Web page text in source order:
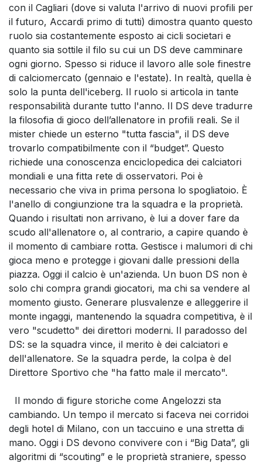
con il Cagliari (dove si valuta l'arrivo di nuovi profili per
il futuro, Accardi primo di tutti) dimostra quanto questo
ruolo sia costantemente esposto ai cicli societari e
quanto sia sottile il filo su cui un DS deve camminare
ogni giorno. Spesso si riduce il lavoro alle sole finestre
di calciomercato (gennaio e l'estate). In realtà, quella è
solo la punta dell'iceberg. Il ruolo si articola in tante
responsabilità durante tutto l'anno. Il DS deve tradurre
la filosofia di gioco dell’allenatore in profili reali. Se il
mister chiede un esterno "tutta fascia", il DS deve
trovarlo compatibilmente con il “budget”. Questo
richiede una conoscenza enciclopedica dei calciatori
mondiali e una fitta rete di osservatori. Poi è
necessario che viva in prima persona lo spogliatoio. È
l'anello di congiunzione tra la squadra e la proprietà.
Quando i risultati non arrivano, è lui a dover fare da
scudo all'allenatore o, al contrario, a capire quando è
il momento di cambiare rotta. Gestisce i malumori di chi
gioca meno e protegge i giovani dalle pressioni della
piazza. Oggi il calcio è un'azienda. Un buon DS non è
solo chi compra grandi giocatori, ma chi sa vendere al
momento giusto. Generare plusvalenze e alleggerire il
monte ingaggi, mantenendo la squadra competitiva, è il
vero "scudetto" dei direttori moderni. Il paradosso del
DS: se la squadra vince, il merito è dei calciatori e
dell'allenatore. Se la squadra perde, la colpa è del
Direttore Sportivo che "ha fatto male il mercato".
Il mondo di figure storiche come Angelozzi sta
cambiando. Un tempo il mercato si faceva nei corridoi
degli hotel di Milano, con un taccuino e una stretta di
mano. Oggi i DS devono convivere con i “Big Data”, gli
algoritmi di “scouting” e le proprietà straniere, spesso